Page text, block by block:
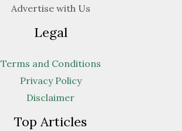
Advertise with Us
Legal
Terms and Conditions
Privacy Policy
Disclaimer
Top Articles